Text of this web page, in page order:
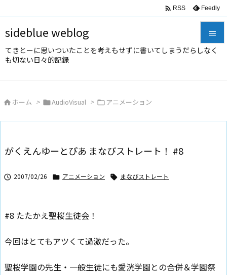
sideblue weblog
てきとーに思いついたことを考えもせずに書いてしまうだらしなく
も切ない日々的記録



 RSS Feedly
 ホーム > AudioVisual > アニメーション
がくえんゆーとぴあ まなびストレート！ #8
 2007/02/26  アニメーション  まなびストレート
#8 たたかえ聖桜生徒会！
今回はとてもアツくて過激だった。
聖桜学園の先生・一般生徒にも愛洸学園との合併＆学園祭